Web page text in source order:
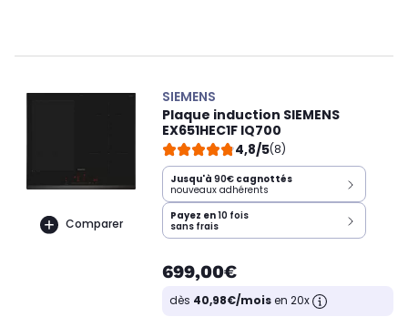
Comparer
SIEMENS
Plaque induction SIEMENS
EX651HEC1F IQ700
4,8/5(8)
Jusqu'à 90€ cagnottés
nouveaux adhérents
Payez en10 fois
sans frais
699,00€
dès 40,98€/moisen 20x